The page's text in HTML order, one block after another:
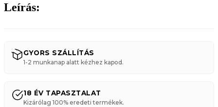
Leírás:
GYORS SZÁLLÍTÁS
1-2 munkanap alatt kézhez kapod.
18 ÉV TAPASZTALAT
Kizárólag 100% eredeti termékek.